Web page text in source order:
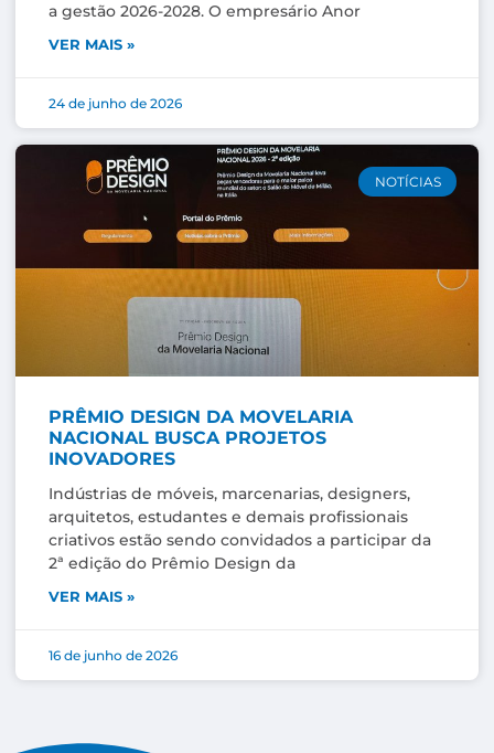
a gestão 2026-2028. O empresário Anor
VER MAIS »
24 de junho de 2026
NOTÍCIAS
PRÊMIO DESIGN DA MOVELARIA
NACIONAL BUSCA PROJETOS
INOVADORES
Indústrias de móveis, marcenarias, designers,
arquitetos, estudantes e demais profissionais
criativos estão sendo convidados a participar da
2ª edição do Prêmio Design da
VER MAIS »
16 de junho de 2026